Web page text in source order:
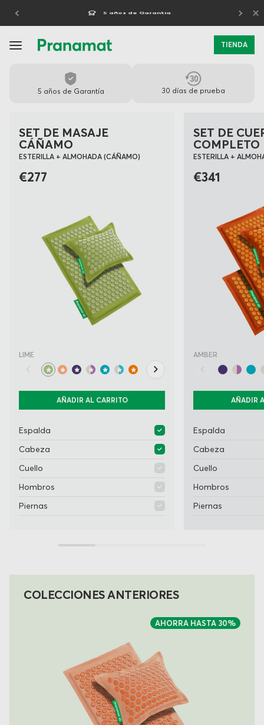
5 años de Garantía ×
TIENDA
PRANAMAT
DE
MASAJE
PREMIUM
RECUPERACIÓN
DIARIA
5 años de Garantía 30 días de prueba
SET DE MASAJE
CÁÑAMO
ESTERILLA + ALMOHADA (CÁÑAMO)
€277
LIME
AÑADIR AL CARRITO
Espalda
Cabeza
Cuello
Hombros
Piernas
SET DE
COMPLETO
ESTERILLA +
€341
AMBER
AÑADIR
Espalda
Cabeza
Cuello
Hombros
Piernas
COLECCIONES ANTERIORES
AHORRA HASTA 30%